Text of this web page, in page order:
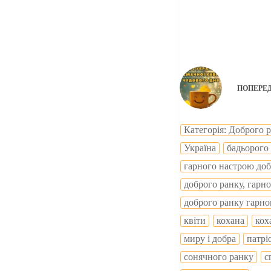
Категорія: Доброго
Україна
гарного настрою
доброго ранку,
доброго ранку
квіти
кохана
миру і добра
сонячного ранку